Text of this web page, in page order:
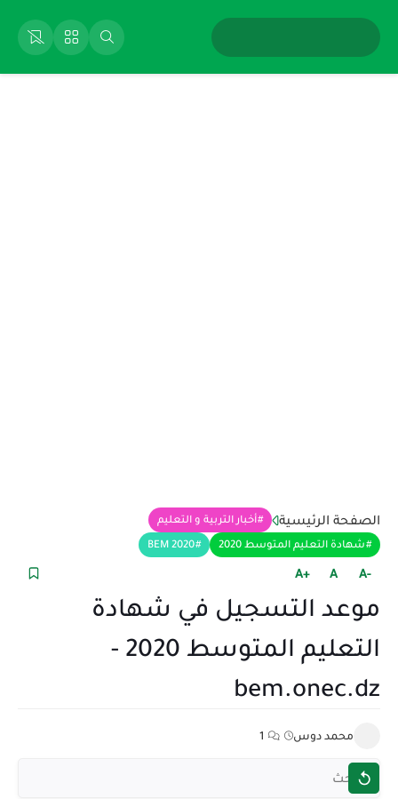
الصفحة الرئيسية أخبار التربية و التعليم
شهادة التعليم المتوسط 2020 BEM 2020
+A A -A
موعد التسجيل في شهادة
التعليم المتوسط 2020 -
bem.onec.dz
محمد دوس 1